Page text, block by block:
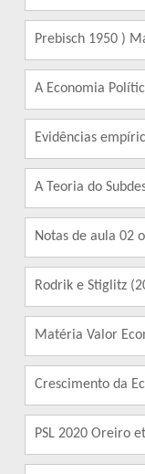
Prebisch 1950 )
A Economia
Evidências
A Teoria do
Notas de aula 02
Rodrik e Stiglitz
Matéria Valor
Crescimento da
PSL 2020 Oreiro